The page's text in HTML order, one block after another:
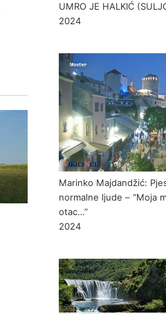
UMRO JE HALKIĆ
2024
Marinko Majdandžić:
normalne ljude – “Moja
otac…”
2024